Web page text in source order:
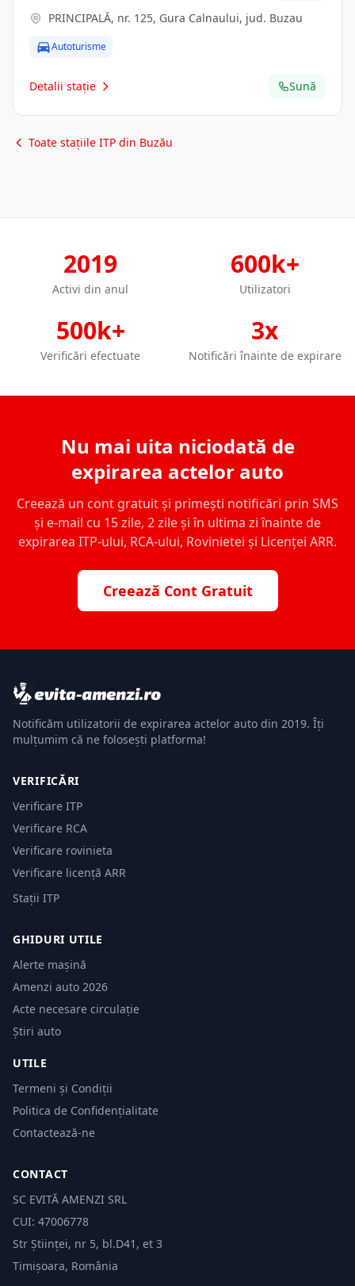
PRINCIPALĂ, nr. 125, Gura Calnaului, jud. Buzau
Autoturisme
Detalii stație Sună
Toate stațiile ITP din Buzău
2019
Activi din anul
600k+
Utilizatori
500k+
Verificări efectuate
3x
Notificări înainte de expirare
Nu mai uita niciodată de
expirarea actelor auto
Creează un cont gratuit și primești notificări prin SMS
și e-mail cu 15 zile, 2 zile și în ultima zi înainte de
expirarea ITP-ului, RCA-ului, Rovinietei și Licenței ARR.
Creează Cont Gratuit
Notificăm utilizatorii de expirarea actelor auto din 2019. Îți
mulțumim că ne folosești platforma!
VERIFICĂRI
Verificare ITP
Verificare RCA
Verificare rovinieta
Verificare licență ARR
Stații ITP
GHIDURI UTILE
Alerte mașină
Amenzi auto 2026
Acte necesare circulație
Știri auto
UTILE
Termeni și Condiții
Politica de Confidențialitate
Contactează-ne
CONTACT
SC EVITĂ AMENZI SRL
CUI: 47006778
Str Științei, nr 5, bl.D41, et 3
Timișoara, România